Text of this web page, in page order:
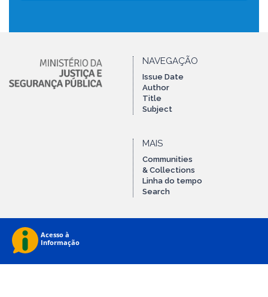
NAVEGAÇÃO
Issue Date
Author
Title
Subject
MAIS
Communities
& Collections
Linha do tempo
Search